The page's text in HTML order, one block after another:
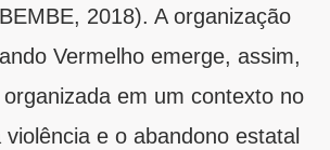
2018). A organização
Vermelho emerge, assim,
em um contexto no
e o abandono estatal